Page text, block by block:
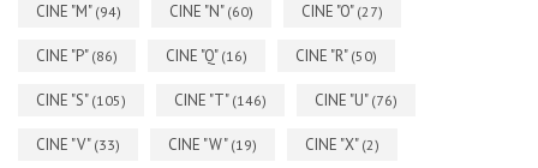
CINE "M" (94) CINE "N" (60) CINE "O" (27)
CINE "P" (86) CINE "Q" (16) CINE "R" (50)
CINE "S" (105) CINE "T" (146) CINE "U" (76)
CINE "V" (33) CINE "W" (19) CINE "X" (2)